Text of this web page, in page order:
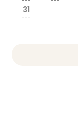
31
---